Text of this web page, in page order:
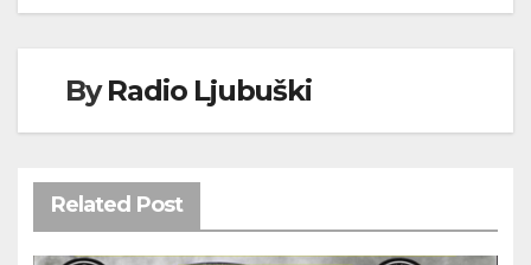
ByRadio Ljubuški
Related Post